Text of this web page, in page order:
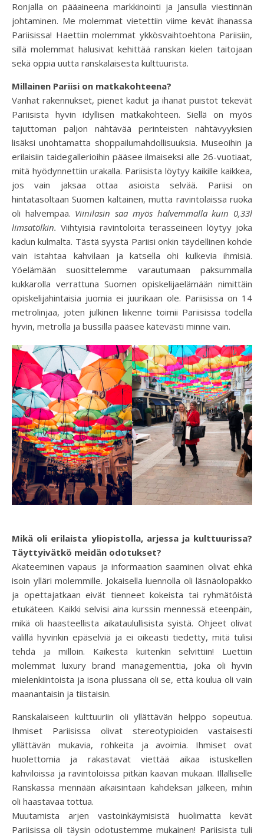
Ronjalla on pääaineena markkinointi ja Jansulla viestinnän
johtaminen. Me molemmat vietettiin viime kevät ihanassa
Pariisissa! Haettiin molemmat ykkösvaihtoehtona Pariisiin,
sillä molemmat halusivat kehittää ranskan kielen taitojaan
sekä oppia uutta ranskalaisesta kulttuurista.
Millainen Pariisi on matkakohteena?
Vanhat rakennukset, pienet kadut ja ihanat puistot tekevät
Pariisista hyvin idyllisen matkakohteen. Siellä on myös
tajuttoman paljon nähtävää perinteisten nähtävyyksien
lisäksi unohtamatta shoppailumahdollisuuksia. Museoihin ja
erilaisiin taidegallerioihin pääsee ilmaiseksi alle 26-vuotiaat,
mitä hyödynnettiin urakalla. Pariisista löytyy kaikille kaikkea,
jos vain jaksaa ottaa asioista selvää. Pariisi on
hintatasoltaan Suomen kaltainen, mutta ravintolaissa ruoka
oli halvempaa. Viinilasin saa myös halvemmalla kuin 0,33l
limsatölkin. Viihtyisiä ravintoloita terasseineen löytyy joka
kadun kulmalta. Tästä syystä Pariisi onkin täydellinen kohde
vain istahtaa kahvilaan ja katsella ohi kulkevia ihmisiä.
Yöelämään suosittelemme varautumaan paksummalla
kukkarolla verrattuna Suomen opiskelijaelämään nimittäin
opiskelijahintaisia juomia ei juurikaan ole. Pariisissa on 14
metrolinjaa, joten julkinen liikenne toimii Pariisissa todella
hyvin, metrolla ja bussilla pääsee kätevästi minne vain.
Mikä oli erilaista yliopistolla, arjessa ja kulttuurissa?
Täyttyivätkö meidän odotukset?
Akateeminen vapaus ja informaation saaminen olivat ehkä
isoin ylläri molemmille. Jokaisella luennolla oli läsnäolopakko
ja opettajatkaan eivät tienneet kokeista tai ryhmätöistä
etukäteen. Kaikki selvisi aina kurssin mennessä eteenpäin,
mikä oli haasteellista aikataulullisista syistä. Ohjeet olivat
välillä hyvinkin epäselviä ja ei oikeasti tiedetty, mitä tulisi
tehdä ja milloin. Kaikesta kuitenkin selvittiin! Luettiin
molemmat luxury brand managementtia, joka oli hyvin
mielenkiintoista ja isona plussana oli se, että koulua oli vain
maanantaisin ja tiistaisin.
Ranskalaiseen kulttuuriin oli yllättävän helppo sopeutua.
Ihmiset Pariisissa olivat stereotypioiden vastaisesti
yllättävän mukavia, rohkeita ja avoimia. Ihmiset ovat
huolettomia ja rakastavat viettää aikaa istuskellen
kahviloissa ja ravintoloissa pitkän kaavan mukaan. Illalliselle
Ranskassa mennään aikaisintaan kahdeksan jälkeen, mihin
oli haastavaa tottua.
Muutamista arjen vastoinkäymisistä huolimatta kevät
Pariisissa oli täysin odotustemme mukainen! Pariisista tuli